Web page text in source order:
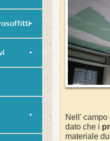
Nell' campo
dato che i
materiale